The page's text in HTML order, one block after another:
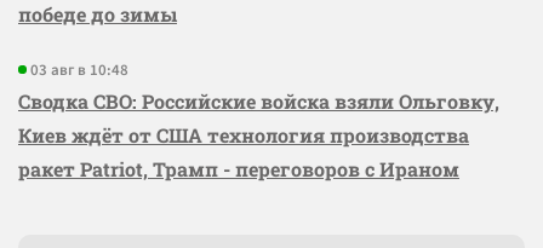
победе до зимы
03 авг в 10:48
Сводка СВО: Российские войска взяли Ольговку,
Киев ждёт от США технология производства
ракет Patriot, Трамп - переговоров с Ираном